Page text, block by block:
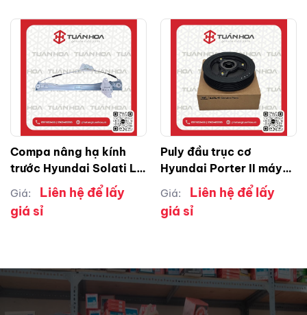
Compa nâng hạ kính
trước Hyundai Solati LH
( trái )
Giá:
Liên hệ để lấy
giá sỉ
Puly đầu trục cơ
Hyundai Porter II máy
133 – Solati – Ex8
Giá:
Liên hệ để lấy
giá sỉ